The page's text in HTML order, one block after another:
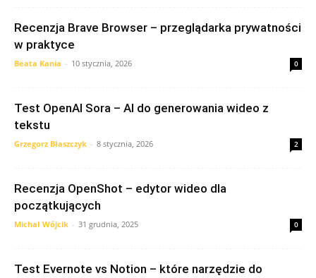
Recenzja Brave Browser – przeglądarka prywatności
w praktyce
Beata Kania - 10 stycznia, 2026 0
Test OpenAI Sora – AI do generowania wideo z
tekstu
Grzegorz Błaszczyk - 8 stycznia, 2026 2
Recenzja OpenShot – edytor wideo dla
początkujących
Michał Wójcik - 31 grudnia, 2025 0
Test Evernote vs Notion – które narzędzie do